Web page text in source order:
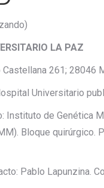
LA PAZ
261; 28046
Universitario
Instituto de Genética
Bloque quirúrgico.
Pablo Lapunzina.